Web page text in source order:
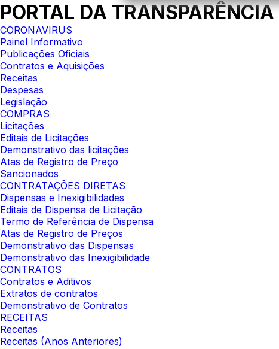
PORTAL DA TRANSPARÊNCIA
CORONAVIRUS
Painel Informativo
Publicações Oficiais
Contratos e Aquisições
Receitas
Despesas
Legislação
COMPRAS
Licitações
Editais de Licitações
Demonstrativo das licitações
Atas de Registro de Preço
Sancionados
CONTRATAÇÕES DIRETAS
Dispensas e Inexigibilidades
Editais de Dispensa de Licitação
Termo de Referência de Dispensa
Atas de Registro de Preços
Demonstrativo das Dispensas
Demonstrativo das Inexigibilidade
CONTRATOS
Contratos e Aditivos
Extratos de contratos
Demonstrativo de Contratos
RECEITAS
Receitas
Receitas (Anos Anteriores)